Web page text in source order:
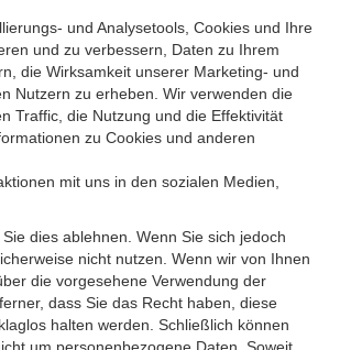
und Analysetools, Cookies und Ihre
und zu verbessern, Daten zu Ihrem
die Wirksamkeit unserer Marketing- und
Nutzern zu erheben. Wir verwenden die
Traffic, die Nutzung und die Effektivität
zu Cookies und anderen
mit uns in den sozialen Medien,
dies ablehnen. Wenn Sie sich jedoch
nicht nutzen. Wenn wir von Ihnen
die vorgesehene Verwendung der
dass Sie das Recht haben, diese
halten werden. Schließlich können